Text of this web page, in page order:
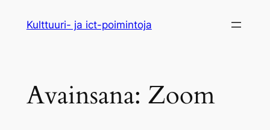
sisältöön
Kulttuuri- ja ict-poimintoja
Avainsana: Zoom